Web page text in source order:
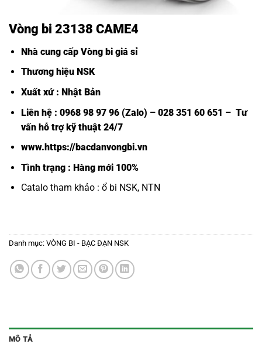
Vòng bi 23138 CAME4
Nhà cung cấp Vòng bi giá sỉ
Thương hiệu NSK
Xuất xứ : Nhật Bản
Liên hệ : 0968 98 97 96 (Zalo) – 028 351 60 651 – Tư
vấn hỗ trợ kỹ thuật 24/7
www.https://bacdanvongbi.vn
Tình trạng : Hàng mới 100%
Catalo tham khảo : ổ bi NSK, NTN
Danh mục: VÒNG BI - BẠC ĐẠN NSK
MÔ TẢ